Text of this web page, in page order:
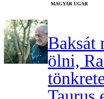
MAGYAR UGAR
Baksát
ölni,